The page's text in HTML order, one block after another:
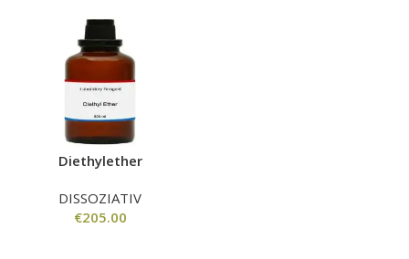
Diethylether
DISSOZIATIV
€205.00